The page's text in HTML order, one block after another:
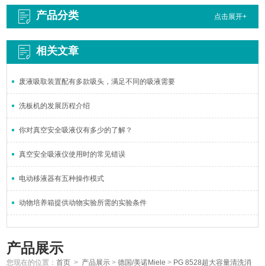
产品分类 点击展开+
相关文章
废液吸取装置配有多款吸头，满足不同的吸液需要
洗板机的发展历程介绍
你对真空安全吸液仪有多少的了解？
真空安全吸液仪使用时的常见错误
电动移液器有五种操作模式
动物培养箱提供动物实验所需的实验条件
产品展示
您现在的位置：首页 > 产品展示 >德国/美诺Miele > PG 8528超大容量清洗消